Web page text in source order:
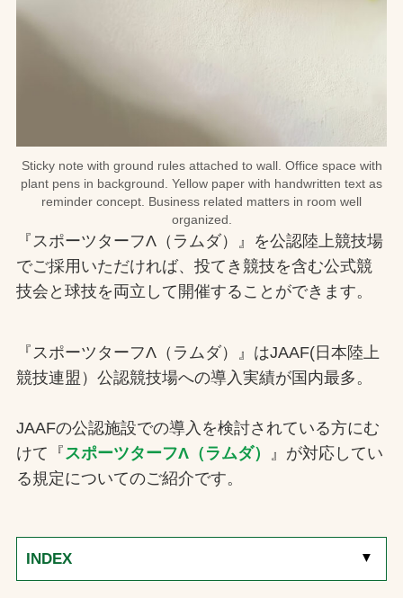
Sticky note with ground rules attached to wall. Office space with
plant pens in background. Yellow paper with handwritten text as
reminder concept. Business related matters in room well
organized.
『スポーツターフΛ（ラムダ）』を公認陸上競技場
でご採用いただければ、投てき競技を含む公式競
技会と球技を両立して開催することができます。
『スポーツターフΛ（ラムダ）』はJAAF(日本陸上
競技連盟）公認競技場への導入実績が国内最多。
JAAFの公認施設での導入を検討されている方にむ
けて『スポーツターフΛ（ラムダ）
』が対応してい
る規定についてのご紹介です。
INDEX ▼